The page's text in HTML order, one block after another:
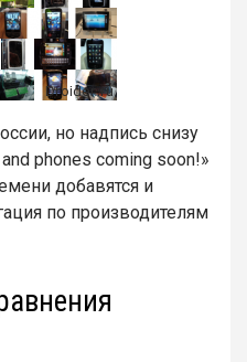
но надпись снизу
phones coming soon!»
добавятся и
по производителям